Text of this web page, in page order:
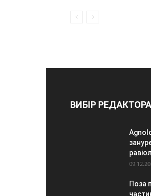
ВИБІР РЕДАКТОРА
Поза